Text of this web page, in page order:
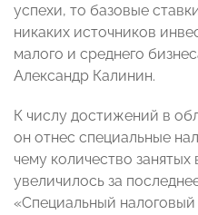
успехи, то базовые
никаких источников
малого и среднего
Александр Калинин.
К числу достижений в
он отнес специальные
чему количество занятых
увеличилось за
«Специальный